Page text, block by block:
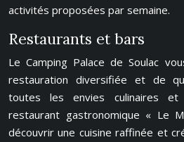
activités proposées par semaine.
Restaurants et bars
Le Camping Palace de Soulac
restauration diversifiée et de
toutes les envies culinaires
restaurant gastronomique « Le
découvrir une cuisine raffinée et